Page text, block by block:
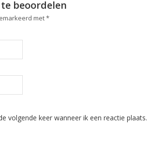
te beoordelen
met*
volgende keer wanneer ik een reactie plaats.